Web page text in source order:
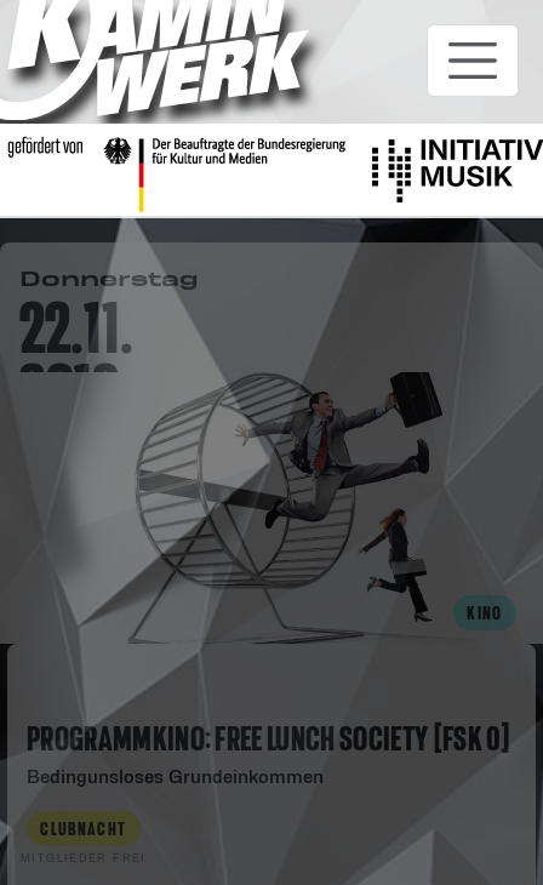
Donnerstag
22.11.
2018
KINO
PROGRAMMKINO: FREE LUNCH SOCIETY [FSK 0]
Bedingunsloses Grundeinkommen
CLUBNACHT
MITGLIEDER FREI